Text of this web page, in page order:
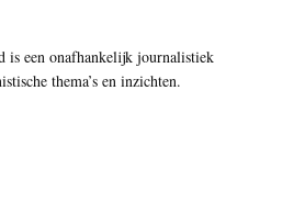
is een onafhankelijk journalistiek
thema’s en inzichten.